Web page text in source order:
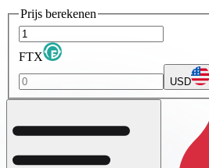
Prijs berekenen
FTX
USD